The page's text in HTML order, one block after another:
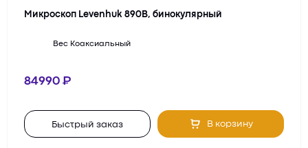
Микроскоп Levenhuk 890B, бинокулярный
Вес Коаксиальный
84990
Быстрый заказ В корзину